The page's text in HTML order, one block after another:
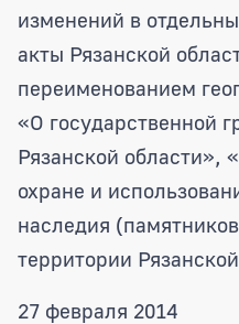
изменений в
акты Рязанской
переименованием
«О государственной
Рязанской области»,
охране и
наследия
территории
27 февраля 2014